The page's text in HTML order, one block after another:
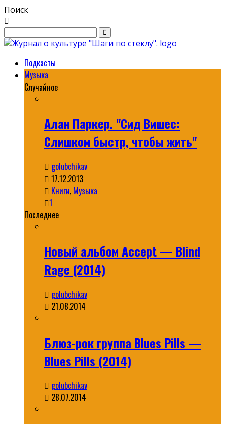
Поиск
Подкасты
Музыка
Случайное
Алан Паркер. "Сид Вишес:
Слишком быстр, чтобы жить"
golubchikav
17.12.2013
Книги, Музыка
1
Последнее
Новый альбом Accept — Blind
Rage (2014)
golubchikav
21.08.2014
Блюз-рок группа Blues Pills —
Blues Pills (2014)
golubchikav
28.07.2014